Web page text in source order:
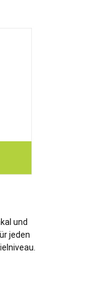
und
jeden